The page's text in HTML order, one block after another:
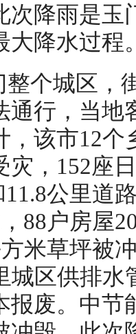
次降雨是玉
大降水过程
个城区，
通行，当地
，该市12个
灾，152座
公里道
88户房屋
米草坪被
城区供排
报废。中节